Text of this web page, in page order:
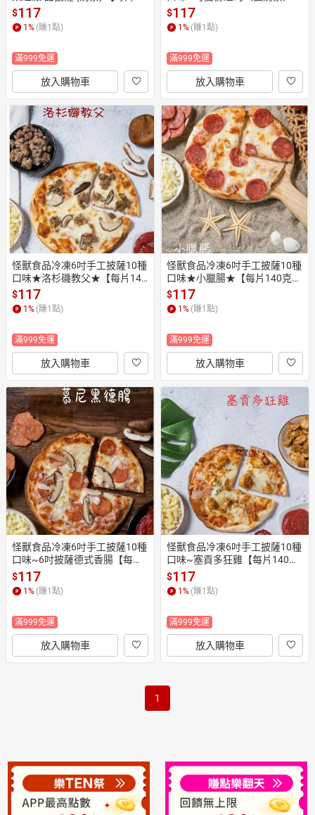
140±6公克】 《大欣亨》B353
014
$117
1 % (賺1 點)
滿999免運
放入購物車
【每片140克】《大欣亨》B35
3003
$117
1 % (賺1 點)
滿999免運
放入購物車
怪獸食品冷凍6吋手工披薩10種
口味★洛杉磯教父★【每片140
克】《大欣亨》B353005
$117
1 % (賺1 點)
滿999免運
放入購物車
怪獸食品冷凍6吋手工披薩10種
口味★小臘腸★【每片140克】
《大欣亨》B353001
$117
1 % (賺1 點)
滿999免運
放入購物車
怪獸食品冷凍6吋手工披薩10種
口味~6吋披薩德式香腸【每片1
40克】《大欣亨》B353008
$117
1% (賺1點)
滿999免運
放入購物車
怪獸食品冷凍6吋手工披薩10種
口味~塞貢多狂雞【每片140
克】《大欣亨》B353006
$117
1% (賺1點)
滿999免運
放入購物車
1